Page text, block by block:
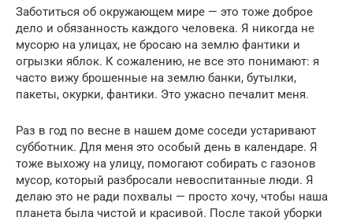
Заботиться об окружающем мире — это тоже доброе
дело и обязанность каждого человека. Я никогда не
мусорю на улицах, не бросаю на землю фантики и
огрызки яблок. К сожалению, не все это понимают: я
часто вижу брошенные на землю банки, бутылки,
пакеты, окурки, фантики. Это ужасно печалит меня.
Раз в год по весне в нашем доме соседи устаривают
субботник. Для меня это особый день в календаре. Я
тоже выхожу на улицу, помогают собирать с газонов
мусор, который разбросали невоспитанные люди. Я
делаю это не ради похвалы — просто хочу, чтобы наша
планета была чистой и красивой. После такой уборки